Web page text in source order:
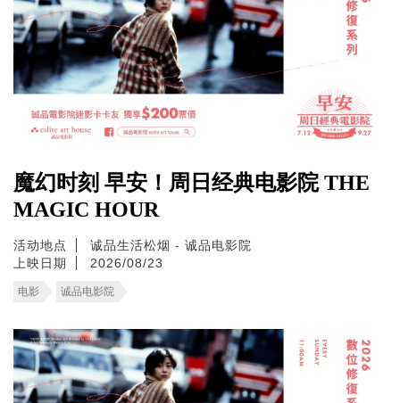
魔幻时刻 早安！周日经典电影院 THE
MAGIC HOUR
活动地点
诚品生活松烟 - 诚品电影院
上映日期
2026/08/23
电影 诚品电影院